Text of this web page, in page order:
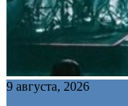
9 августа, 2026